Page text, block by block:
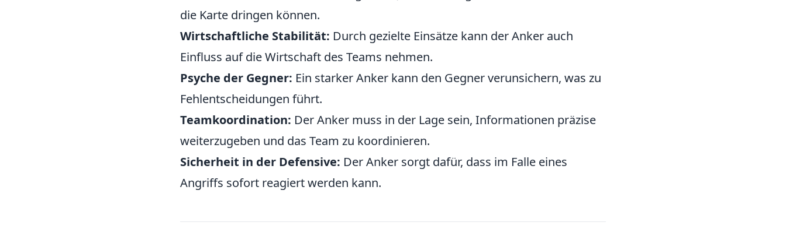
die Karte dringen können.
Wirtschaftliche Stabilität: Durch gezielte Einsätze kann der Anker auch
Einfluss auf die Wirtschaft des Teams nehmen.
Psyche der Gegner: Ein starker Anker kann den Gegner verunsichern, was zu
Fehlentscheidungen führt.
Teamkoordination: Der Anker muss in der Lage sein, Informationen präzise
weiterzugeben und das Team zu koordinieren.
Sicherheit in der Defensive: Der Anker sorgt dafür, dass im Falle eines
Angriffs sofort reagiert werden kann.